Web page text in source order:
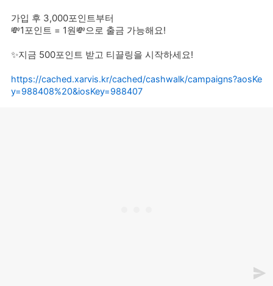
가입 후 3,000포인트부터
💸1포인트 = 1원💸으로 출금 가능해요!
✨지금 500포인트 받고 티끌링을 시작하세요!
https://cached.xarvis.kr/cached/cashwalk/campaigns?aosKe
y=988408%20&iosKey=988407